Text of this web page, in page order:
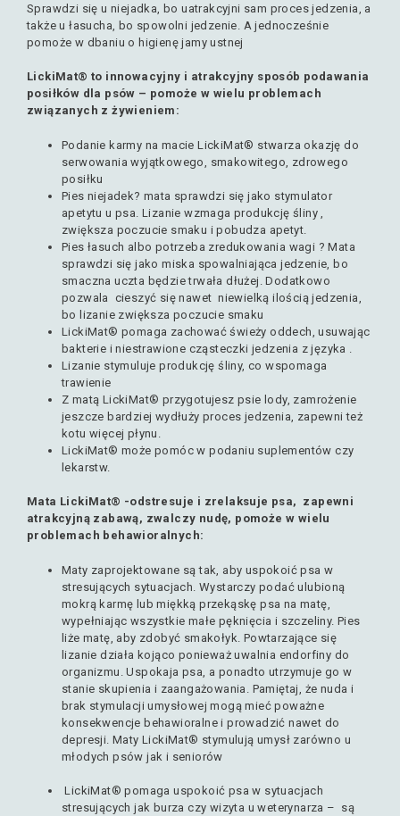
Sprawdzi się u niejadka, bo uatrakcyjni sam proces jedzenia, a
także u łasucha, bo spowolni jedzenie. A jednocześnie
pomoże w dbaniu o higienę jamy ustnej
LickiMat® to innowacyjny i atrakcyjny sposób podawania
posiłków dla psów – pomoże w wielu problemach
związanych z żywieniem:
Podanie karmy na macie LickiMat® stwarza okazję do
serwowania wyjątkowego, smakowitego, zdrowego
posiłku
Pies niejadek? mata sprawdzi się jako stymulator
apetytu u psa. Lizanie wzmaga produkcję śliny ,
zwiększa poczucie smaku i pobudza apetyt.
Pies łasuch albo potrzeba zredukowania wagi ? Mata
sprawdzi się jako miska spowalniająca jedzenie, bo
smaczna uczta będzie trwała dłużej. Dodatkowo
pozwala cieszyć się nawet niewielką ilością jedzenia,
bo lizanie zwiększa poczucie smaku
LickiMat® pomaga zachować świeży oddech, usuwając
bakterie i niestrawione cząsteczki jedzenia z języka .
Lizanie stymuluje produkcję śliny, co wspomaga
trawienie
Z matą LickiMat® przygotujesz psie lody, zamrożenie
jeszcze bardziej wydłuży proces jedzenia, zapewni też
kotu więcej płynu.
LickiMat® może pomóc w podaniu suplementów czy
lekarstw.
Mata LickiMat® -odstresuje i zrelaksuje psa, zapewni
atrakcyjną zabawą, zwalczy nudę, pomoże w wielu
problemach behawioralnych:
Maty zaprojektowane są tak, aby uspokoić psa w
stresujących sytuacjach. Wystarczy podać ulubioną
mokrą karmę lub miękką przekąskę psa na matę,
wypełniając wszystkie małe pęknięcia i szczeliny. Pies
liże matę, aby zdobyć smakołyk. Powtarzające się
lizanie działa kojąco ponieważ uwalnia endorfiny do
organizmu. Uspokaja psa, a ponadto utrzymuje go w
stanie skupienia i zaangażowania. Pamiętaj, że nuda i
brak stymulacji umysłowej mogą mieć poważne
konsekwencje behawioralne i prowadzić nawet do
depresji. Maty LickiMat® stymulują umysł zarówno u
młodych psów jak i seniorów
LickiMat® pomaga uspokoić psa w sytuacjach
stresujących jak burza czy wizyta u weterynarza – są